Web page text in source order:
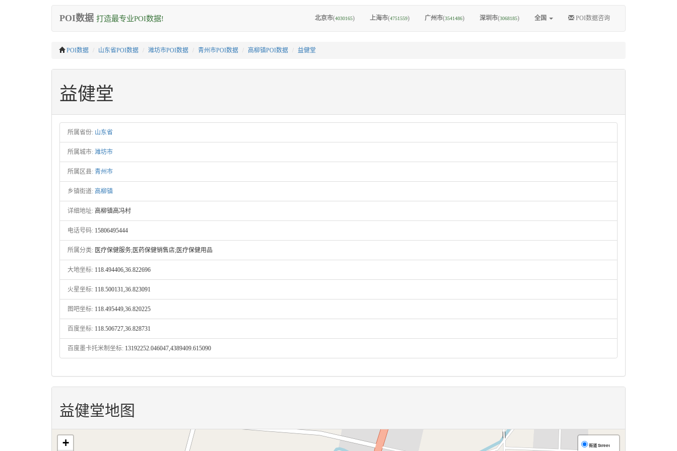
POI数据 打造最专业POI数据! 北京市(4030165) 上海市(4751559) 广州市(3541486) 深圳市(3068185) 全国 POI数据咨询
POI数据 山东省POI数据 潍坊市POI数据 青州市POI数据 高柳镇POI数据 益健堂
益健堂
所属省份: 山东省
所属城市: 潍坊市
所属区县: 青州市
乡镇街道: 高柳镇
详细地址: 高柳镇高冯村
电话号码: 15806495444
所属分类: 医疗保健服务;医药保健销售店;医疗保健用品
大地坐标: 118.494406,36.822696
火星坐标: 118.500131,36.823091
图吧坐标: 118.495449,36.820225
百度坐标: 118.506727,36.828731
百度墨卡托米制坐标: 13192252.046047,4389409.615090
益健堂地图
+ 街道 Street